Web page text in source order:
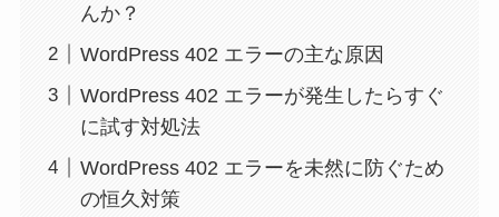
んか？
WordPress 402 エラーの主な原因
WordPress 402 エラーが発生したらすぐ
に試す対処法
WordPress 402 エラーを未然に防ぐため
の恒久対策